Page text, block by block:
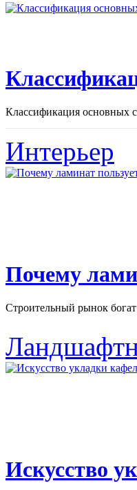
Классификация основных
Интерьер
Почему
Строительный рынок
Искусство